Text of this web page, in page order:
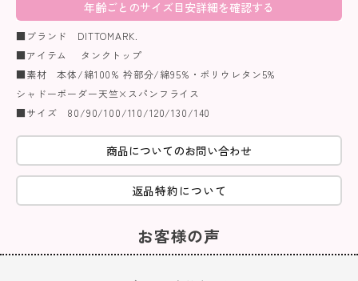
年齢ごとのサイズ目安詳細を確認する
■ブランド DITTOMARK.
■アイテム タンクトップ
■素材 本体/綿100% 衿部分/綿95%・ポリウレタン5%
シャドーボーダー天竺×スパンフライス
■サイズ 80/90/100/110/120/130/140
商品についてのお問い合わせ
返品特約について
お客様の声